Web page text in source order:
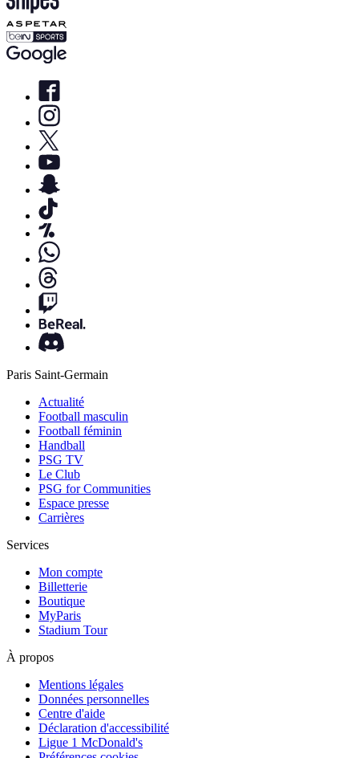
Paris Saint-Germain
Actualité
Football masculin
Football féminin
Handball
PSG TV
Le Club
PSG for Communities
Espace presse
Carrières
Services
Mon compte
Billetterie
Boutique
MyParis
Stadium Tour
À propos
Mentions légales
Données personnelles
Centre d'aide
Déclaration d'accessibilité
Ligue 1 McDonald's